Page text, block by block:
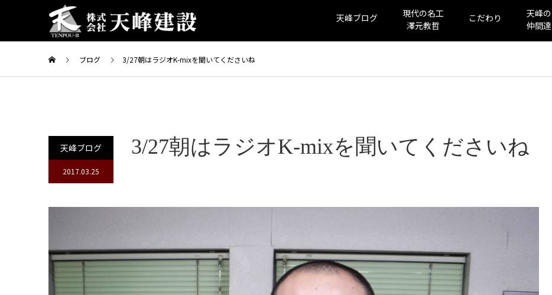
天峰ブログ
現代の名工
澤元教哲
こだわり
天峰の
仲間達
ブログ 3/27朝はラジオK-mixを聞いてくださいね
天峰ブログ
2017.03.25
3/27朝はラジオK-mixを聞いてくださいね